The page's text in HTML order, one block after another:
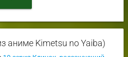
аниме Kimetsu no Yaiba)